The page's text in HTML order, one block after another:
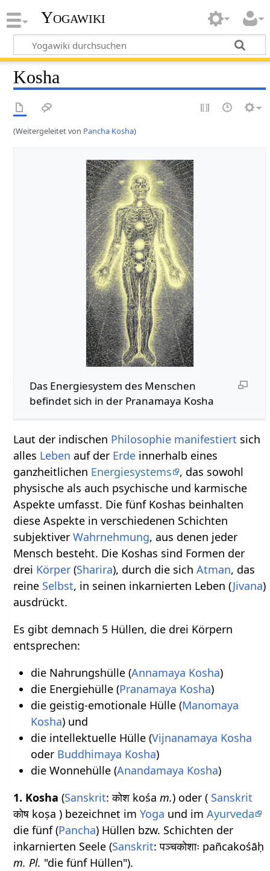
Yogawiki
Kosha
(Weitergeleitet von Pancha Kosha)
Das Energiesystem des Menschen
befindet sich in der Pranamaya Kosha
Laut der indischen Philosophie manifestiert sich
alles Leben auf der Erde innerhalb eines
ganzheitlichen Energiesystems
, das sowohl
physische als auch psychische und karmische
Aspekte umfasst. Die fünf Koshas beinhalten
diese Aspekte in verschiedenen Schichten
subjektiverWahrnehmung, aus denen jeder
Mensch besteht. Die Koshas sind Formen der
drei Körper (Sharira), durch die sichAtman, das
reine Selbst, in seinen inkarnierten Leben (Jivana)
ausdrückt.
Es gibt demnach 5 Hüllen, die drei Körpern
entsprechen:
die Nahrungshülle (Annamaya Kosha)
die Energiehülle (Pranamaya Kosha)
die geistig-emotionale Hülle (Manomaya
Kosha) und
die intellektuelle Hülle (Vijnanamaya Kosha
oder Buddhimaya Kosha)
die Wonnehülle (Anandamaya Kosha)
1. Kosha (Sanskrit: कोश kośam.) oder ( Sanskrit
कोष koṣa ) bezeichnet imYoga und imAyurveda
die fünf (Pancha) Hüllen bzw. Schichten der
inkarnierten Seele (Sanskrit: पञ्चकोशाः pañcakośāḥ
m. Pl. "die fünf Hüllen").